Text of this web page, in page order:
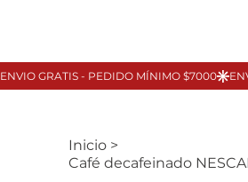
Inicio >
Café decafeinado